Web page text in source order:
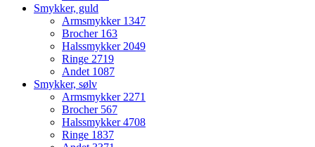
Smykker, guld
Armsmykker 1347
Brocher 163
Halssmykker2049
Ringe 2719
Andet 1087
Smykker, sølv
Armsmykker2271
Brocher 567
Halssmykker4708
Ringe 1837